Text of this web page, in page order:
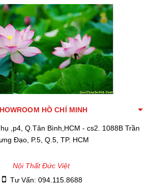
HỒ CHÍ MINH
,p4, Q.Tân Bình,HCM - cs2. 1088B Trần
Đạo, P.5, Q.5, TP. HCM
Nội Thất Đức Việt
Tư Vấn: 094.115.8688